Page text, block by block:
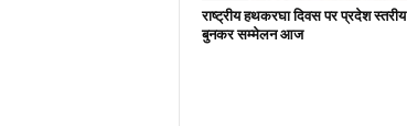
राष्ट्रीय हथकरघा दिवस पर प्रदेश स्तरीय
बुनकर सम्मेलन आज